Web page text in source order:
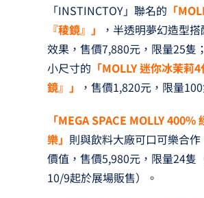
「INSTINCTOY」聯名的 「
『稜鏡』」
，半透明夢幻造型
效果，售價7,880元，限量25隻
小尺寸的 「MOLLY 迷你冰茉莉
鏡』」
，售價1,820元，限量100
「MEGA SPACE MOLLY 400%
樂」 則與飲料大廠可口可樂合
價值，售價5,980元，限量24隻
10/9起於展場販售）。